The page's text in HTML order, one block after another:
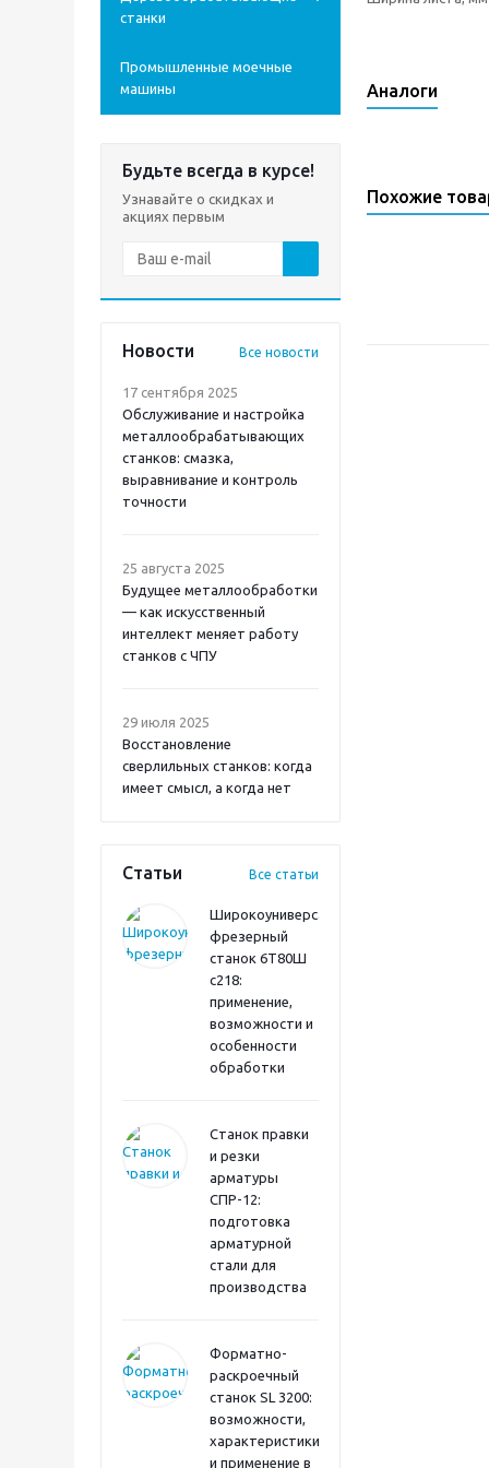
станки
Промышленные моечные
машины
Будьте всегда в курсе!
Узнавайте о скидках и
акциях первым
Новости Все новости
17 сентября 2025
Обслуживание и настройка
металлообрабатывающих
станков: смазка,
выравнивание и контроль
точности
25 августа 2025
Будущее металлообработки
— как искусственный
интеллект меняет работу
станков с ЧПУ
29 июля 2025
Восстановление
сверлильных станков: когда
имеет смысл, а когда нет
Статьи Все статьи
Широкоуниверсальный
фрезерный
станок 6Т80Ш
с218:
применение,
возможности и
особенности
обработки
Станок правки
и резки
арматуры
СПР-12:
подготовка
арматурной
стали для
производства
Форматно-
раскроечный
станок SL 3200:
возможности,
характеристики
и применение в
Аналоги
Похожие